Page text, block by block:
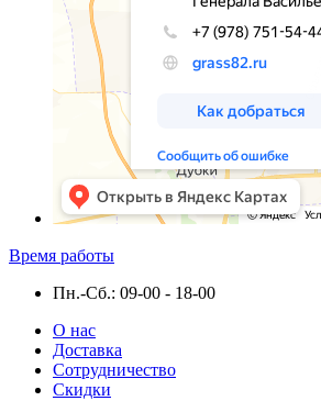
Время работы
Пн.-Сб.: 09-00 - 18-00
О нас
Доставка
Сотрудничество
Скидки